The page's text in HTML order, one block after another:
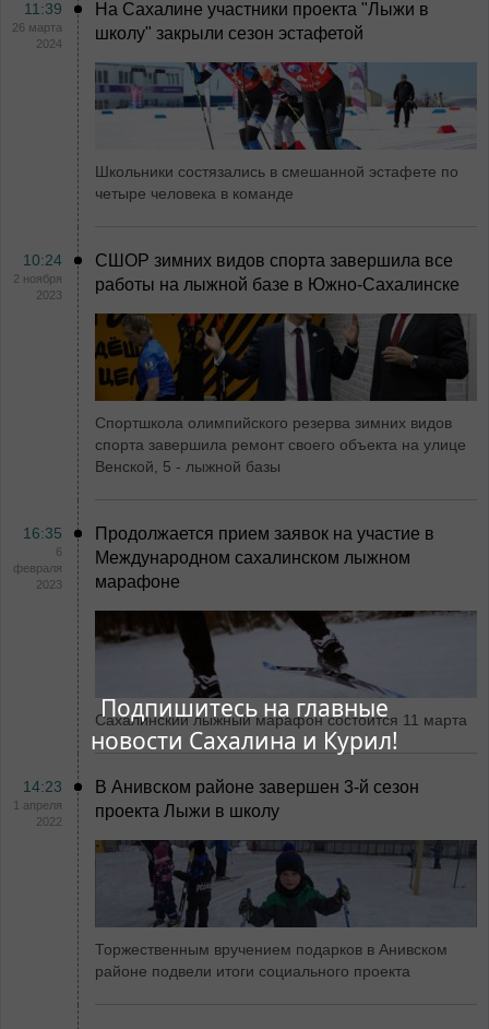
Подпишитесь на главные
новости Сахалина и Курил!
11:39
26 марта
2024
На Сахалине участники проекта "Лыжи в
школу" закрыли сезон эстафетой
Школьники состязались в смешанной эстафете по
четыре человека в команде
10:24
2 ноября
2023
СШОР зимних видов спорта завершила все
работы на лыжной базе в Южно-Сахалинске
Спортшкола олимпийского резерва зимних видов
спорта завершила ремонт своего объекта на улице
Венской, 5 - лыжной базы
16:35
6
февраля
2023
Продолжается прием заявок на участие в
Международном сахалинском лыжном
марафоне
Сахалинский лыжный марафон состоится 11 марта
14:23
1 апреля
2022
В Анивском районе завершен 3-й сезон
проекта Лыжи в школу
Торжественным вручением подарков в Анивском
районе подвели итоги социального проекта